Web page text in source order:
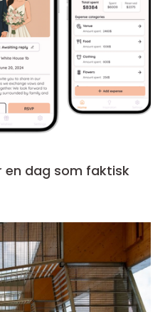
en dag som faktisk